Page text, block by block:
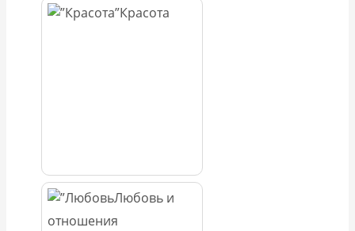
Красота
Любовь и
отношения